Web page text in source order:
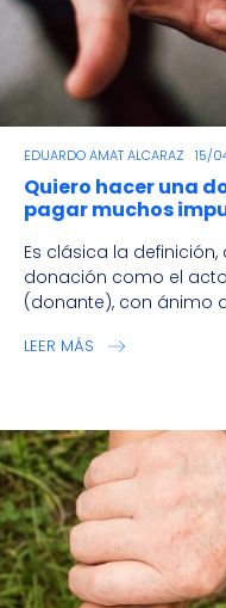
EDUARDO AMAT ALCARAZ 15/
Quiero hacer una
pagar muchos
Es clásica la
donación como el
(donante), con ánimo
LEER MÁS